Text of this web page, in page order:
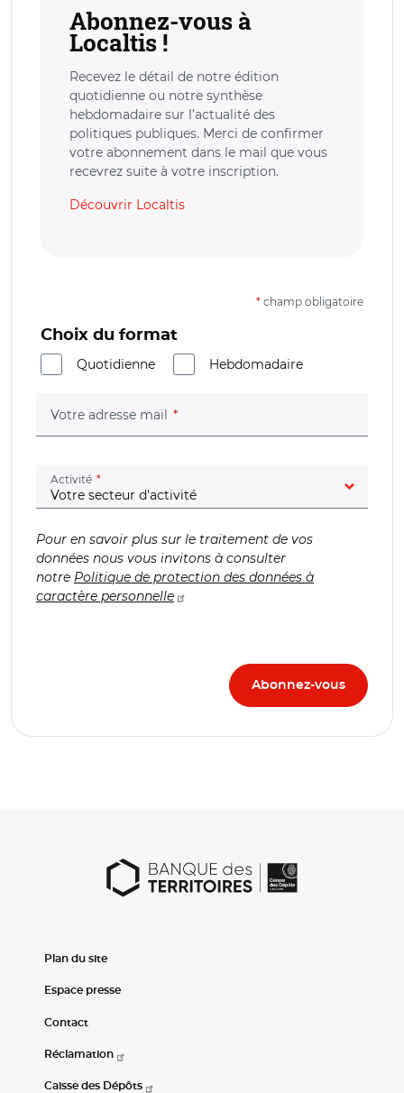
Abonnez-vous à
Localtis !
Recevez le détail de notre édition
quotidienne ou notre synthèse
hebdomadaire sur l’actualité des
politiques publiques. Merci de confirmer
votre abonnement dans le mail que vous
recevrez suite à votre inscription.
Découvrir Localtis
* champ obligatoire
Choix du format
Quotidienne
Hebdomadaire
Votre adresse mail (champ obligatoire)
Activité (champ obligatoire)
Pour en savoir plus sur le traitement de vos
données nous vous invitons à consulter
notre Politique de protection des données à
caractère personnelle
Plan du site
Espace presse
Contact
Réclamation
Caisse des Dépôts